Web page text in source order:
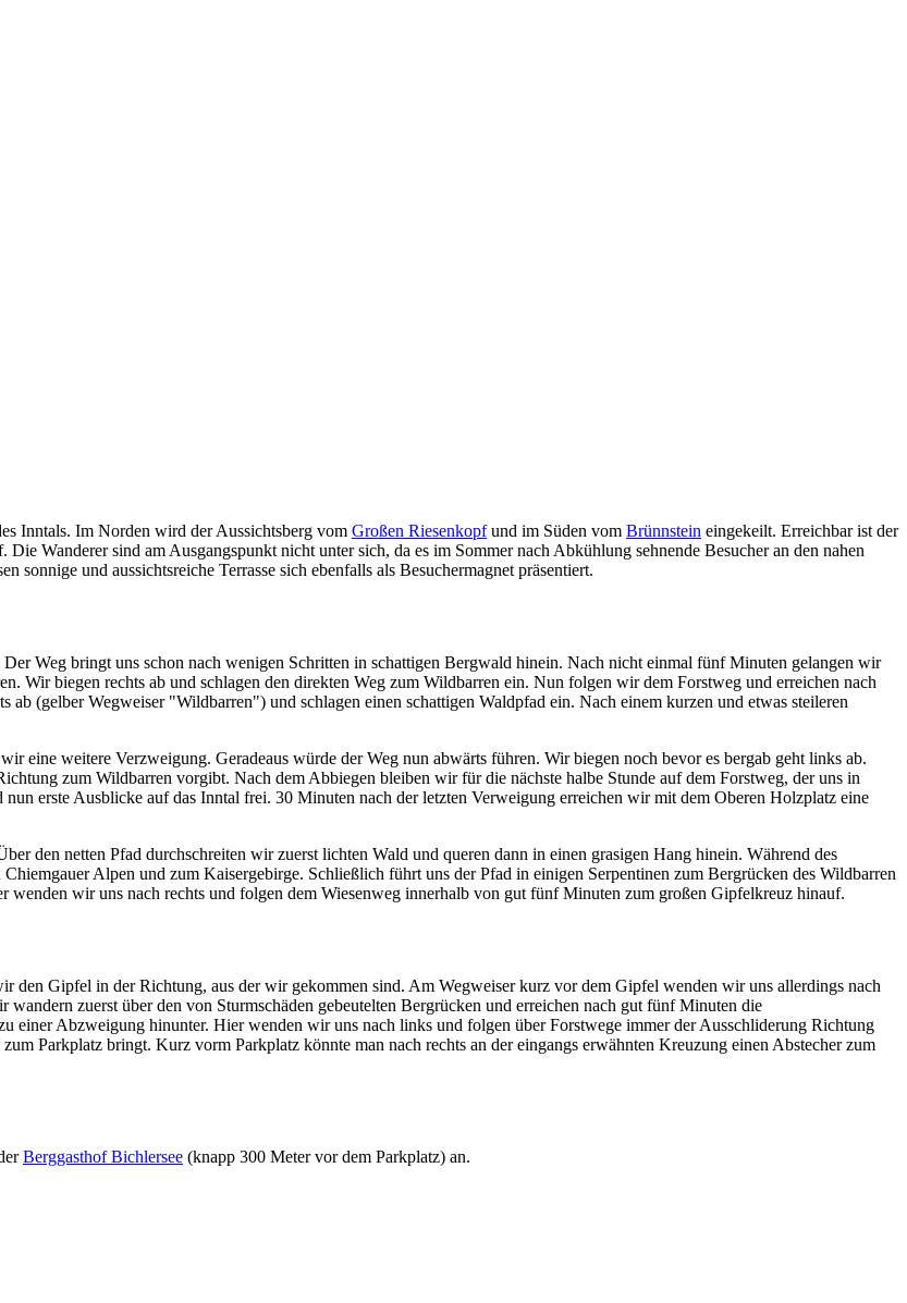
Inntals. Im Norden wird der Aussichtsberg vom Großen Riesenkopfund im Süden vom Brünnstein eingekeilt. Erreichbar ist der
Wanderer sind am Ausgangspunkt nicht unter sich, da es im Sommer nach Abkühlung sehnende Besucher an den nahen
sonnige und aussichtsreiche Terrasse sich ebenfalls als Besuchermagnet präsentiert.
Weg bringt uns schon nach wenigen Schritten in schattigen Bergwald hinein. Nach nicht einmal fünf Minuten gelangen wir
Wir biegen rechts ab und schlagen den direkten Weg zum Wildbarren ein. Nun folgen wir dem Forstweg und erreichen nach
(gelber Wegweiser "Wildbarren") und schlagen einen schattigen Waldpfad ein. Nach einem kurzen und etwas steileren
eine weitere Verzweigung. Geradeaus würde der Weg nun abwärts führen. Wir biegen noch bevor es bergab geht links ab.
zum Wildbarren vorgibt. Nach dem Abbiegen bleiben wir für die nächste halbe Stunde auf dem Forstweg, der uns in
erste Ausblicke auf das Inntal frei. 30 Minuten nach der letzten Verweigung erreichen wir mit dem Oberen Holzplatz eine
den netten Pfad durchschreiten wir zuerst lichten Wald und queren dann in einen grasigen Hang hinein. Während des
Alpen und zum Kaisergebirge. Schließlich führt uns der Pfad in einigen Serpentinen zum Bergrücken des Wildbarren
wenden wir uns nach rechts und folgen dem Wiesenweg innerhalb von gut fünf Minuten zum großen Gipfelkreuz hinauf.
den Gipfel in der Richtung, aus der wir gekommen sind. Am Wegweiser kurz vor dem Gipfel wenden wir uns allerdings nach
zuerst über den von Sturmschäden gebeutelten Bergrücken und erreichen nach gut fünf Minuten die
einer Abzweigung hinunter. Hier wenden wir uns nach links und folgen über Forstwege immer der Ausschliderung Richtung
Parkplatz bringt. Kurz vorm Parkplatz könnte man nach rechts an der eingangs erwähnten Kreuzung einen Abstecher zum
Berggasthof Bichlersee (knapp 300 Meter vor dem Parkplatz) an.